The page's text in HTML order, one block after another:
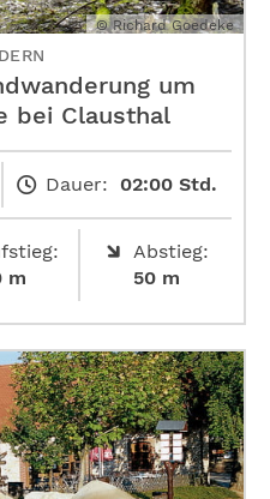
© Richard Goedeke
um
bei Clausthal
Dauer: 02:00 Std.
m
Abstieg:
50 m